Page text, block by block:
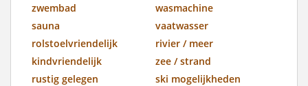
zwembad
wasmachine
sauna
vaatwasser
rolstoelvriendelijk
rivier / meer
kindvriendelijk
zee / strand
rustig gelegen
ski mogelijkheden